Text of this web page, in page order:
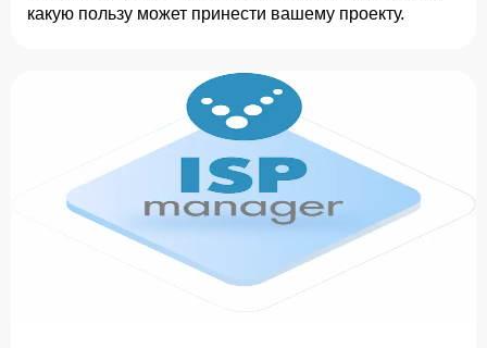
какую пользу может принести вашему проекту.